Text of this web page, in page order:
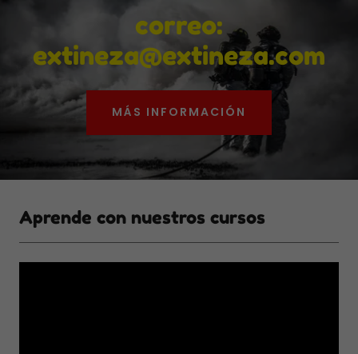
correo:
extineza@extineza.com
MÁS INFORMACIÓN
Aprende con nuestros cursos